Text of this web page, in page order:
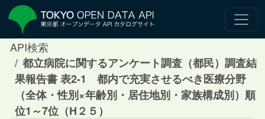
API検索
都立病院に関するアンケート調査（都民）調査結
果報告書 表2-1 都内で充実させるべき医療分野
（全体・性別×年齢別・居住地別・家族構成別）順
位1～7位（H２５）